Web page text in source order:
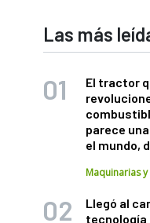
Las más
El tractor
parece
el mundo,
Maquinarias
Llegó al
tecnología